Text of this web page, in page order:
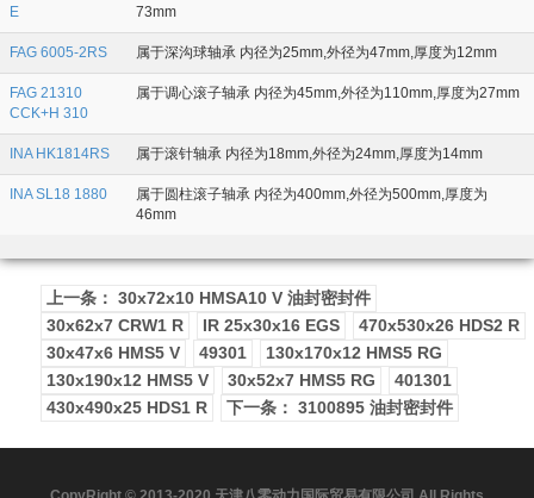
E
73mm
FAG 6005-2RS 属于深沟球轴承 内径为25mm,外径为47mm,厚度为12mm
FAG 21310
CCK+H 310
属于调心滚子轴承 内径为45mm,外径为110mm,厚度为27mm
INA HK1814RS 属于滚针轴承 内径为18mm,外径为24mm,厚度为14mm
INA SL18 1880
属于圆柱滚子轴承 内径为400mm,外径为500mm,厚度为
46mm
上一条： 30x72x10 HMSA10 V 油封密封件
30x62x7 CRW1 R
IR 25x30x16 EGS
470x530x26 HDS2 R
30x47x6 HMS5 V
49301
130x170x12 HMS5 RG
130x190x12 HMS5 V
30x52x7 HMS5 RG
401301
430x490x25 HDS1 R
下一条： 3100895 油封密封件